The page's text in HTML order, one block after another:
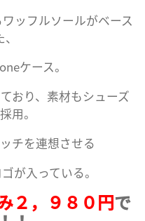
ッフルソールがベース
ケース。
おり、素材もシューズ
用。
チを連想させる
が入っている。
２，９８０円で